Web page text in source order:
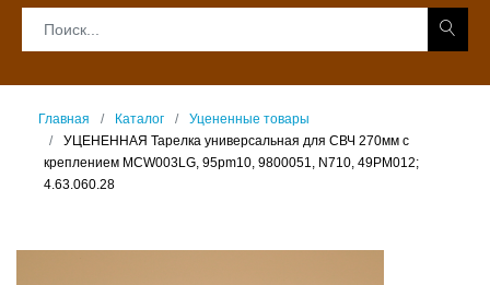
Главная Каталог
Уцененные товары
УЦЕНЕННАЯ Тарелка универсальная для СВЧ 270мм с
креплением MCW003LG, 95pm10, 9800051, N710, 49PM012;
4.63.060.28